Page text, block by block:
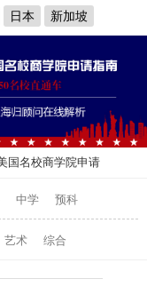
日本 新加坡
国名校商学院申请
中学 预科
艺术 综合